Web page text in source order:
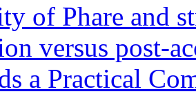
of Phare and
versus post-
a Practical